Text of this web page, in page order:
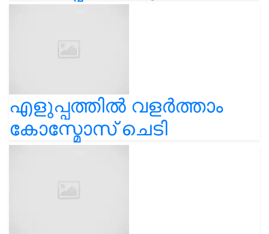
എളുപ്പത്തിൽ വളർത്താം
കോസ്മോസ് ചെടി